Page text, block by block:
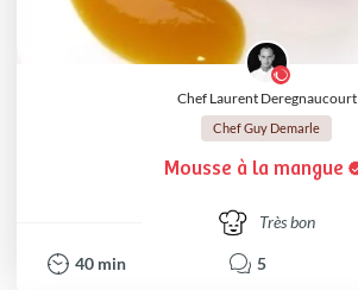
Chef Laurent Deregnaucourt
Chef Guy Demarle
Mousse à la mangue
Très bon
40 min 5